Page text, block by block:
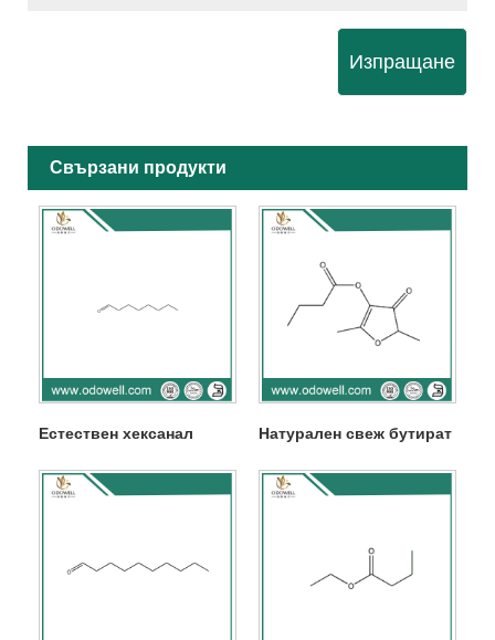
Изпращане
Свързани продукти
Естествен хексанал Натурален свеж бутират